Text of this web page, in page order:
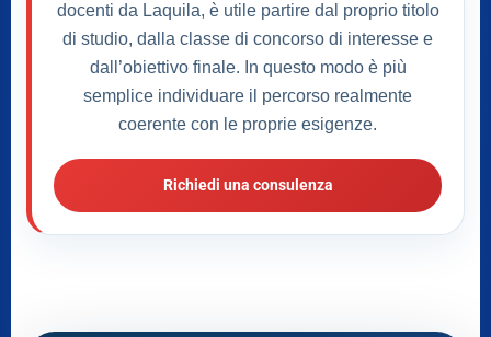
docenti da Laquila, è utile partire dal proprio titolo
di studio, dalla classe di concorso di interesse e
dall’obiettivo finale. In questo modo è più
semplice individuare il percorso realmente
coerente con le proprie esigenze.
Richiedi una consulenza